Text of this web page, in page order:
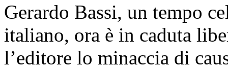
Gerardo Bassi, un tempo
italiano, ora è in caduta
l’editore lo minaccia di